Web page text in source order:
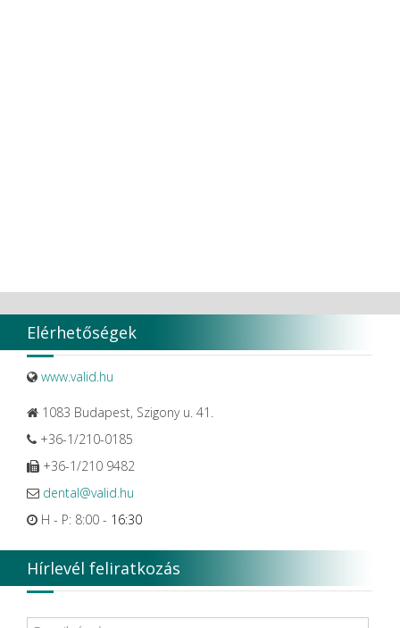
Elérhetőségek
www.valid.hu
1083 Budapest, Szigony u. 41.
+36-1/210-0185
+36-1/210 9482
dental@valid.hu
H - P: 8:00 - 16:30
Hírlevél feliratkozás